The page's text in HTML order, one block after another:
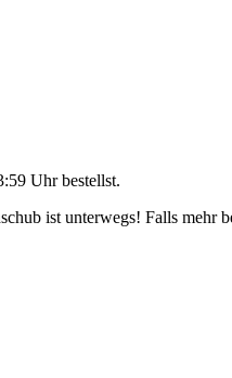
Uhrbestellst.
ist unterwegs! Falls mehr